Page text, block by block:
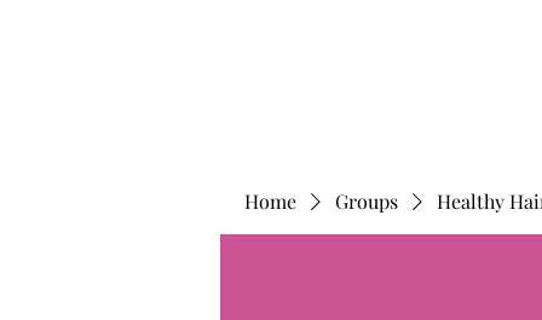
Home Groups Healthy